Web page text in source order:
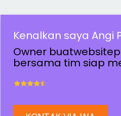
Kenalkan saya Angi
Owner
bersama tim siap